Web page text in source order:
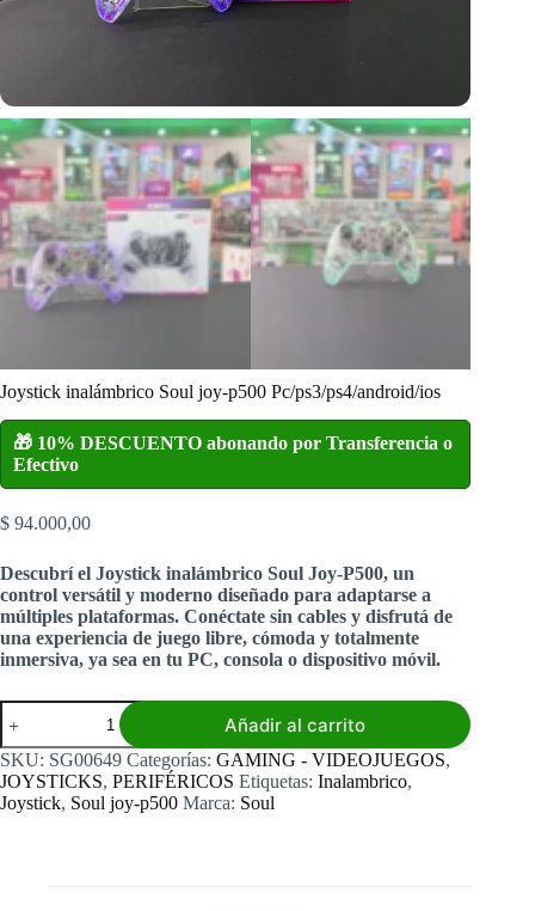
Joystick inalámbrico Soul joy-p500 Pc/ps3/ps4/android/ios
🎁 10% DESCUENTO abonando por Transferencia o
Efectivo
$ 94.000,00
Descubrí el Joystick inalámbrico Soul Joy-P500, un
control versátil y moderno diseñado para adaptarse a
múltiples plataformas. Conéctate sin cables y disfrutá de
una experiencia de juego libre, cómoda y totalmente
inmersiva, ya sea en tu PC, consola o dispositivo móvil.
Joystick
inalámbrico
Soul
joy-
p500
Pc/ps3/ps4/android/ios
Añadir al carrito
SKU: SG00649 Categorías: GAMING - VIDEOJUEGOS,
JOYSTICKS, PERIFÉRICOS Etiquetas: Inalambrico,
Joystick, Soul joy-p500 Marca: Soul